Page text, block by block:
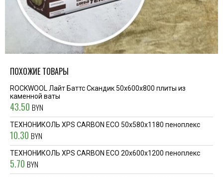
ПОХОЖИЕ ТОВАРЫ
ROCKWOOL Лайт Баттс Скандик 50x600x800 плиты из
каменной ваты
43.50 BYN
ТЕХНОНИКОЛЬ XPS CARBON ECO 50x580x1180 пеноплекс
10.30 BYN
ТЕХНОНИКОЛЬ XPS CARBON ECO 20x600x1200 пеноплекс
5.70 BYN